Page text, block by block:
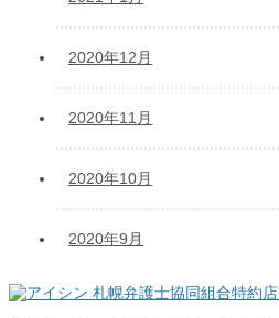
2020年12月
2020年11月
2020年10月
2020年9月
札幌弁護士協同組合特約店